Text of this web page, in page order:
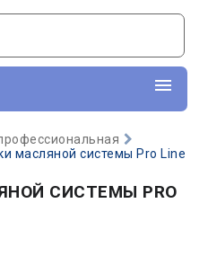
масляной системы Pro Line
СИСТЕМЫ PRO